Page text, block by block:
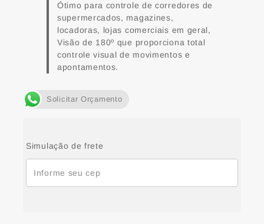
Ótimo para controle de corredores de
supermercados, magazines,
locadoras, lojas comerciais em geral,
Visão de 180º que proporciona total
controle visual de movimentos e
apontamentos.
Solicitar Orçamento
Simulação de frete